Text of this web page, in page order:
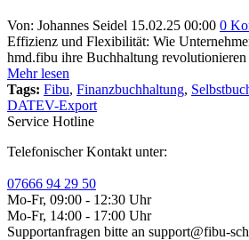
Von: Johannes Seidel 15.02.25 00:00 0
Effizienz und Flexibilität: Wie
hmd.fibu ihre Buchhaltung revolutionieren
Mehr lesen
Tags: Fibu, Finanzbuchhaltung,
DATEV-Export
Service Hotline
Telefonischer Kontakt unter:
07666 94 29 50
Mo-Fr, 09:00 - 12:30 Uhr
Mo-Fr, 14:00 - 17:00 Uhr
Supportanfragen bitte an support@fibu-